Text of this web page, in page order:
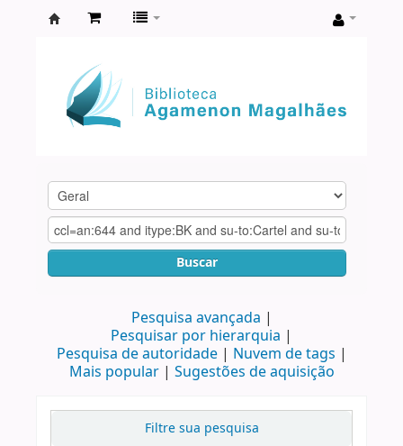
Agamenon
Magalhães
Buscar
Pesquisa avançada
Pesquisar por hierarquia
Pesquisa de autoridade
Nuvem de tags
Mais popular
Sugestões de aquisição
Filtre sua pesquisa